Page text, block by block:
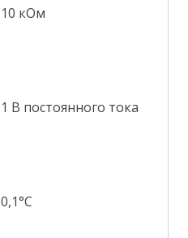
10 кОм
1 В постоянного тока
0,1°С